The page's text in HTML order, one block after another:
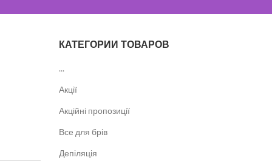
КАТЕГОРИИ ТОВАРОВ
...
Акції
Акційні пропозиції
Все для брів
Депіляція